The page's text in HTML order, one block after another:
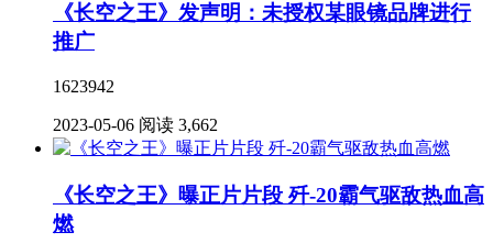
《长空之王》发声明：未授权某眼镜品牌进行
推广
1623942
2023-05-06 阅读 3,662
《长空之王》曝正片片段 歼-20霸气驱敌热血高
燃